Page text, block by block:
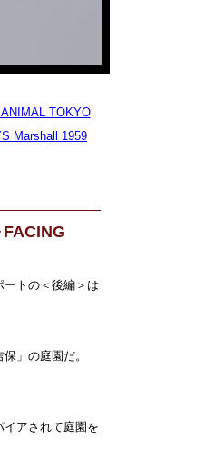
TOKYO
Marshall 1959
トの＜後編＞は
」の庭園だ。
アされて庭園を